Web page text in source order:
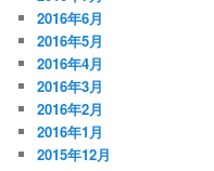
2016年6月
2016年5月
2016年4月
2016年3月
2016年2月
2016年1月
2015年12月